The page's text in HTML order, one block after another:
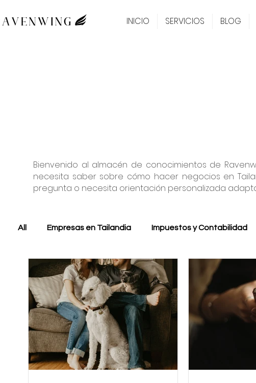
INICIO SERVICIOS BLOG
Bienvenido al almacén de conocimientos de
necesita saber sobre cómo hacer negocios en
pregunta o necesita orientación personalizada
All Empresas en Tailandia Impuestos y Contabilidad